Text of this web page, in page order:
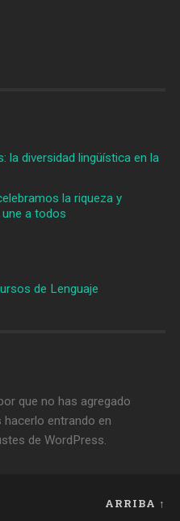
la diversidad lingüística en la
la riqueza y
une a todos
de Lenguaje
que no has agregado
hacerlo entrando en
de WordPress.
ARRIBA ↑